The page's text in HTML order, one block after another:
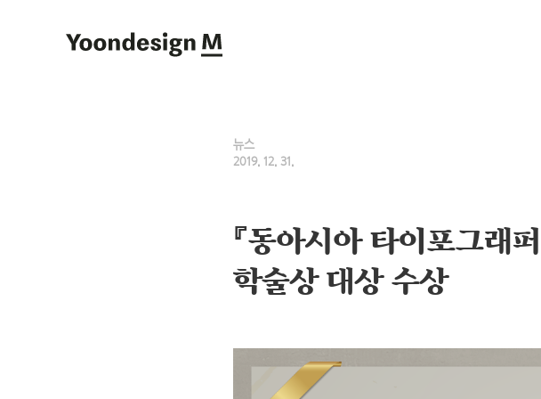
Yoondesign M
뉴스
2019. 12. 31.
『동아시아 타이포그래
학술상 대상 수상